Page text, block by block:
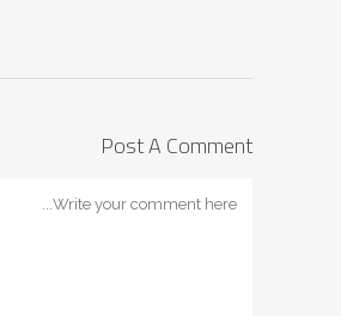
Post A Comment